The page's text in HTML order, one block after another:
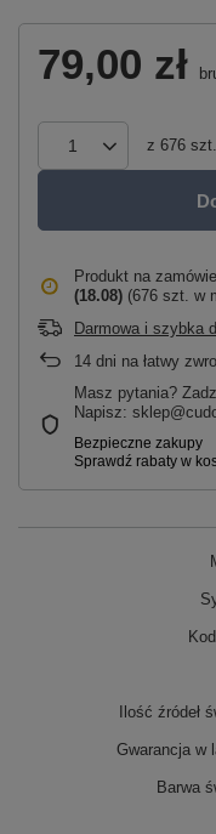
79,00 zł
z 676 szt.
Produkt na
(18.08) (676 szt. w
Darmowa i szybka
14 dni na łatwy
Masz pytania?
Napisz:
Ilość źródeł
Gwarancja w
Barwa